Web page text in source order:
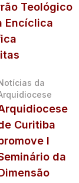
Teológico
Encíclica
da
Curitiba
I
da